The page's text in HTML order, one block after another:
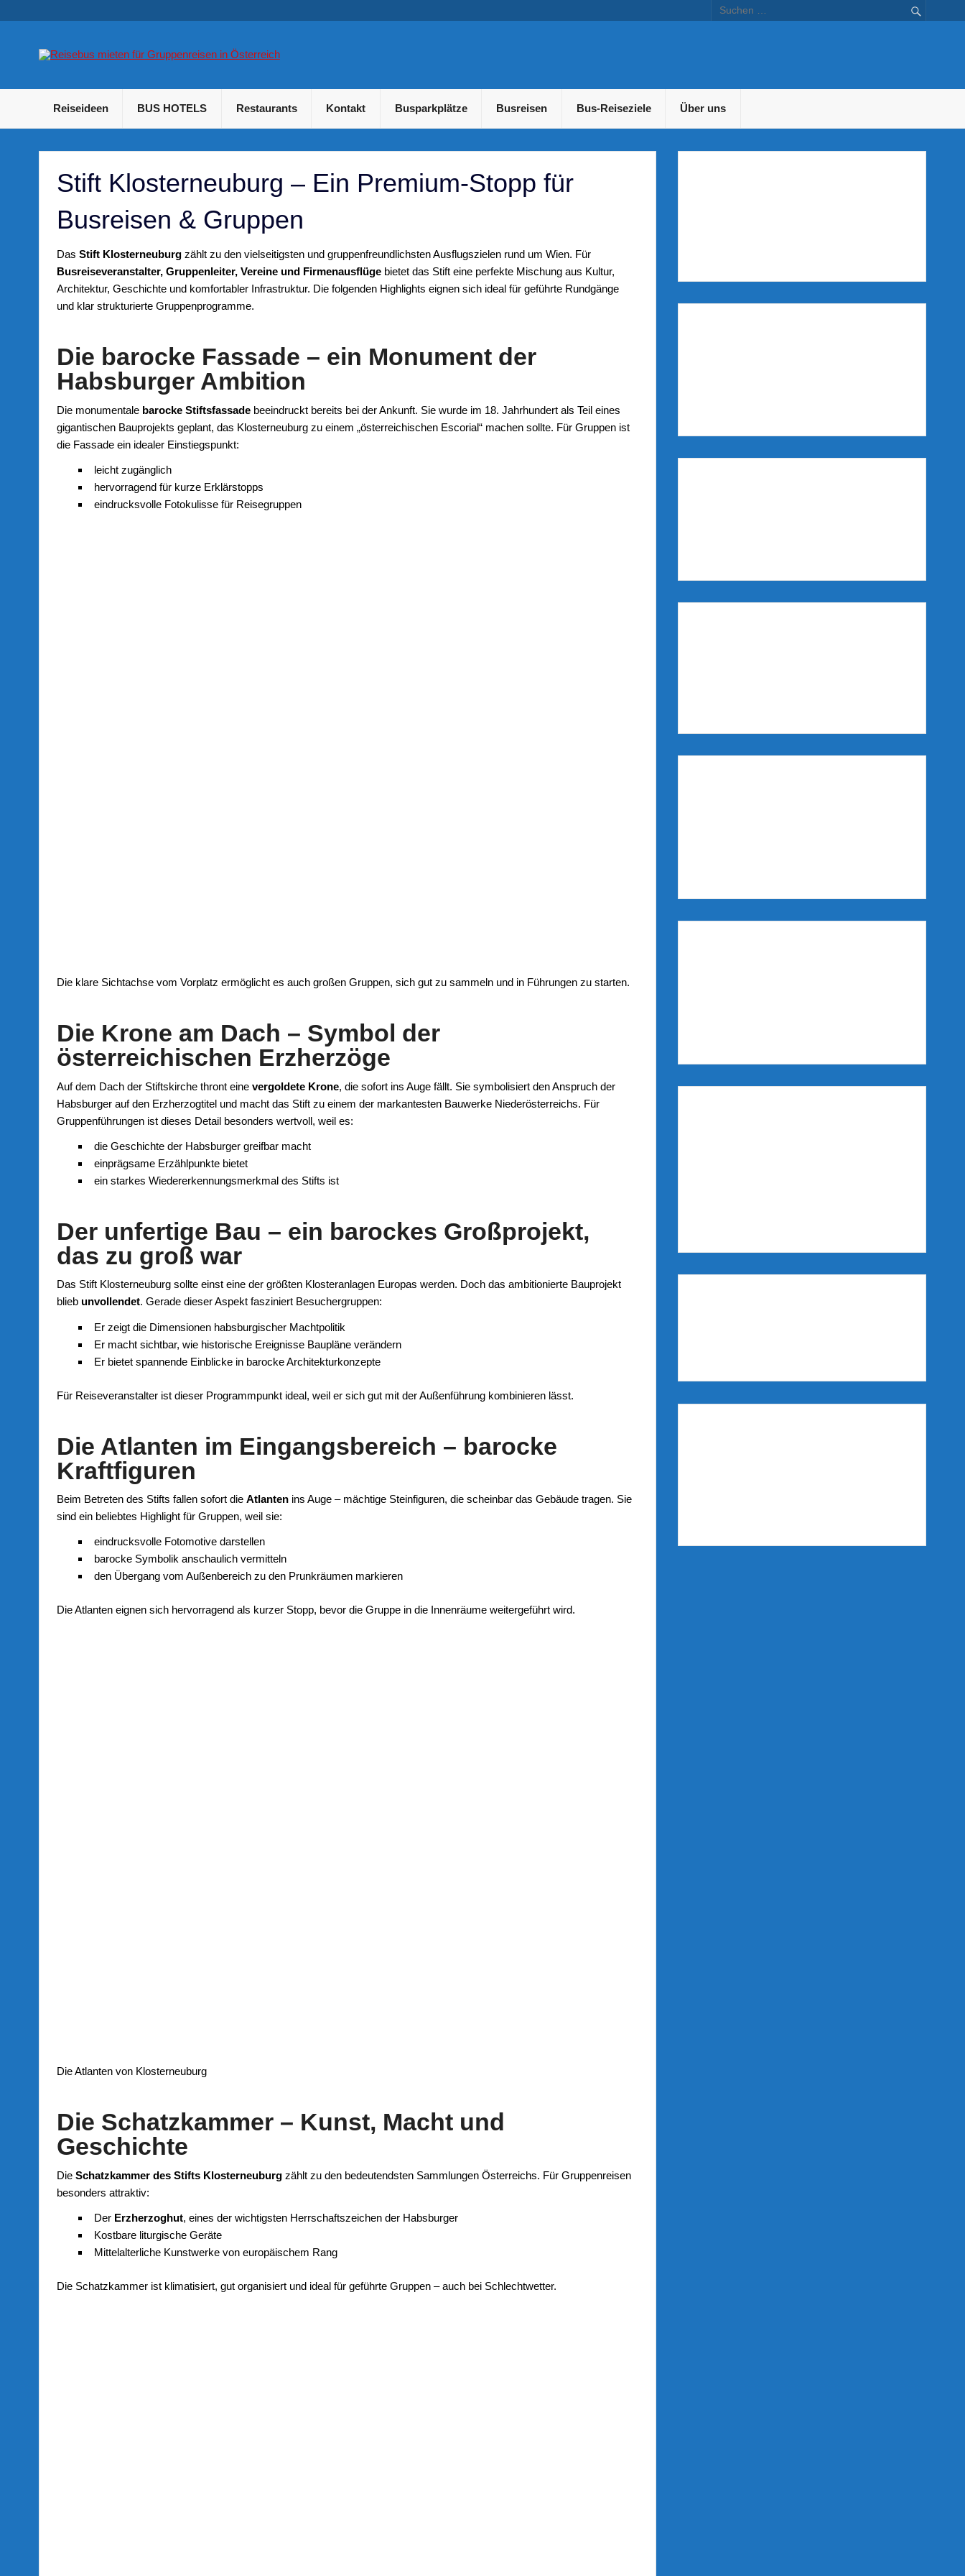
Reiseideen BUS HOTELS Restaurants Kontakt Busparkplätze Busreisen Bus-Reiseziele Über uns
Stift Klosterneuburg – Ein Premium‑Stopp für
Busreisen & Gruppen
DasStift Klosterneuburg zählt zu den vielseitigsten und gruppenfreundlichsten Ausflugszielen rund um Wien. Für
Busreiseveranstalter, Gruppenleiter, Vereine und Firmenausflüge bietet das Stift eine perfekte Mischung aus Kultur,
Architektur, Geschichte und komfortabler Infrastruktur. Die folgenden Highlights eignen sich ideal für geführte Rundgänge
und klar strukturierte Gruppenprogramme.
Die barocke Fassade – ein Monument der
Habsburger Ambition
Die monumentale barocke Stiftsfassade beeindruckt bereits bei der Ankunft. Sie wurde im 18. Jahrhundert als Teil eines
gigantischen Bauprojekts geplant, das Klosterneuburg zu einem „österreichischen Escorial“ machen sollte. Für Gruppen ist
die Fassade ein idealer Einstiegspunkt:
leicht zugänglich
hervorragend für kurze Erklärstopps
eindrucksvolle Fotokulisse für Reisegruppen
Die klare Sichtachse vom Vorplatz ermöglicht es auch großen Gruppen, sich gut zu sammeln und in Führungen zu starten.
Die Krone am Dach – Symbol der
österreichischen Erzherzöge
Auf dem Dach der Stiftskirche thront einevergoldete Krone, die sofort ins Auge fällt. Sie symbolisiert den Anspruch der
Habsburger auf den Erzherzogtitel und macht das Stift zu einem der markantesten Bauwerke Niederösterreichs. Für
Gruppenführungen ist dieses Detail besonders wertvoll, weil es:
die Geschichte der Habsburger greifbar macht
einprägsame Erzählpunkte bietet
ein starkes Wiedererkennungsmerkmal des Stifts ist
Der unfertige Bau – ein barockes Großprojekt,
das zu groß war
Das Stift Klosterneuburg sollte einst eine der größten Klosteranlagen Europas werden. Doch das ambitionierte Bauprojekt
blieb unvollendet. Gerade dieser Aspekt fasziniert Besuchergruppen:
Er zeigt die Dimensionen habsburgischer Machtpolitik
Er macht sichtbar, wie historische Ereignisse Baupläne verändern
Er bietet spannende Einblicke in barocke Architekturkonzepte
Für Reiseveranstalter ist dieser Programmpunkt ideal, weil er sich gut mit der Außenführung kombinieren lässt.
Die Atlanten im Eingangsbereich – barocke
Kraftfiguren
Beim Betreten des Stifts fallen sofort dieAtlanten ins Auge – mächtige Steinfiguren, die scheinbar das Gebäude tragen. Sie
sind ein beliebtes Highlight für Gruppen, weil sie:
eindrucksvolle Fotomotive darstellen
barocke Symbolik anschaulich vermitteln
den Übergang vom Außenbereich zu den Prunkräumen markieren
Die Atlanten eignen sich hervorragend als kurzer Stopp, bevor die Gruppe in die Innenräume weitergeführt wird.
Die Atlanten von Klosterneuburg
Die Schatzkammer – Kunst, Macht und
Geschichte
DieSchatzkammer des Stifts Klosterneuburg zählt zu den bedeutendsten Sammlungen Österreichs. Für Gruppenreisen
besonders attraktiv:
Der Erzherzoghut, eines der wichtigsten Herrschaftszeichen der Habsburger
Kostbare liturgische Geräte
Mittelalterliche Kunstwerke von europäischem Rang
Die Schatzkammer ist klimatisiert, gut organisiert und ideal für geführte Gruppen – auch bei Schlechtwetter.